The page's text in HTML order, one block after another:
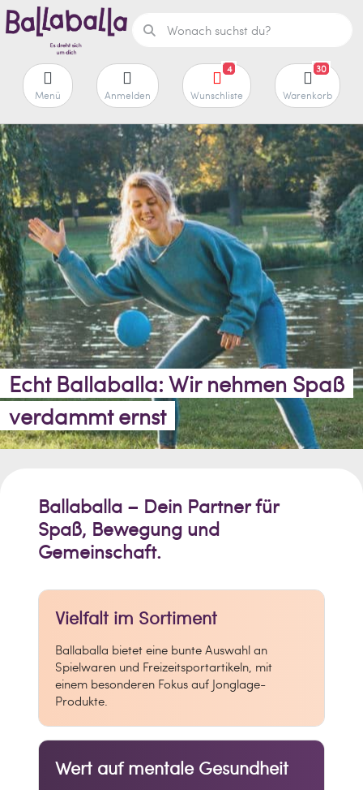
Menü Anmelden
4
Wunschliste
30
Warenkorb
Echt Ballaballa: Wir nehmen Spaß
verdammt ernst
Ballaballa – Dein Partner für
Spaß, Bewegung und
Gemeinschaft.
Wert auf mentale Gesundheit
Vielfalt im Sortiment
Ballaballa bietet eine bunte Auswahl an
Spielwaren und Freizeitsportartikeln, mit
einem besonderen Fokus auf Jonglage-
Produkte.